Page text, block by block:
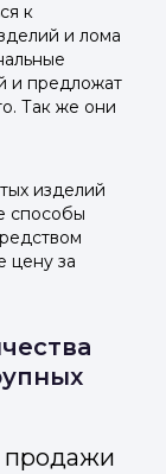
к
и лома
и предложат
Так же они
изделий
способы
цену за
продажи